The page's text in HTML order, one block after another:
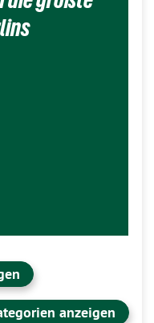
anzeigen